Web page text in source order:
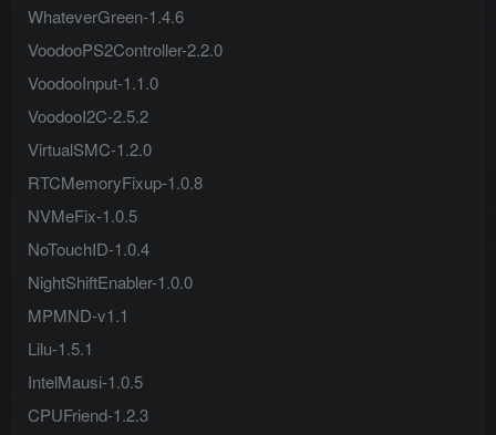
WhateverGreen-1.4.6
VoodooPS2Controller-2.2.0
VoodooInput-1.1.0
VoodooI2C-2.5.2
VirtualSMC-1.2.0
RTCMemoryFixup-1.0.8
NVMeFix-1.0.5
NoTouchID-1.0.4
NightShiftEnabler-1.0.0
MPMND-v1.1
Lilu-1.5.1
IntelMausi-1.0.5
CPUFriend-1.2.3